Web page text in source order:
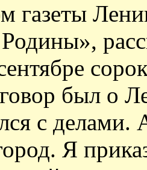
газеты
был о
с
Я